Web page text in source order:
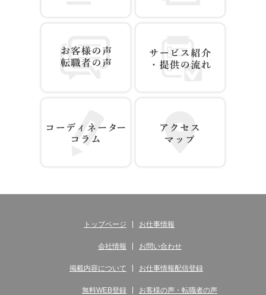
トップページ お仕事情報
会社情報 お問い合わせ
掲載内容について お仕事情報配信登録
無料WEB登録 お客様の声・転職者の声